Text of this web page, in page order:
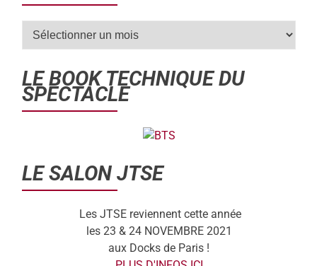
LE BOOK TECHNIQUE DU
SPECTACLE
LE SALON JTSE
Les JTSE reviennent cette année
les 23 & 24 NOVEMBRE 2021
aux Docks de Paris !